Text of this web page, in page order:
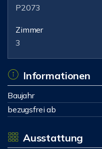
P2073
Zimmer
3
Informationen
Baujahr
bezugsfrei ab
Ausstattung